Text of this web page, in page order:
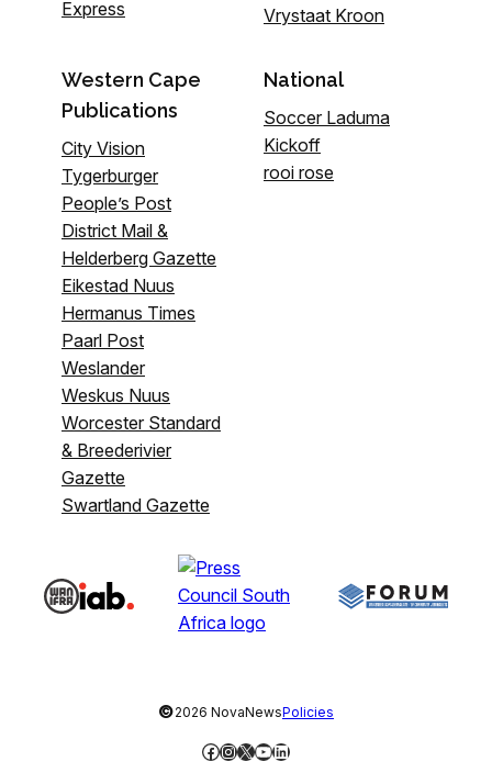
Express Vrystaat Kroon
Western Cape
Publications
City Vision
Tygerburger
People’s Post
District Mail &
Helderberg Gazette
Eikestad Nuus
Hermanus Times
Paarl Post
Weslander
Weskus Nuus
Worcester Standard
& Breederivier
Gazette
Swartland Gazette
National
Soccer Laduma
Kickoff
rooi rose
©2026 NovaNewsPolicies
Facebook
Instagram
X YouTube
LinkedIn